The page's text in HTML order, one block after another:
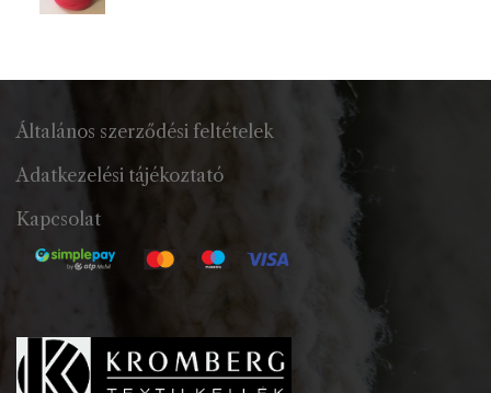
Általános szerződési feltételek
Adatkezelési tájékoztató
Kapcsolat